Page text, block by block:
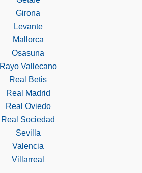
Girona
Levante
Mallorca
Osasuna
Rayo Vallecano
Real Betis
Real Madrid
Real Oviedo
Real Sociedad
Sevilla
Valencia
Villarreal